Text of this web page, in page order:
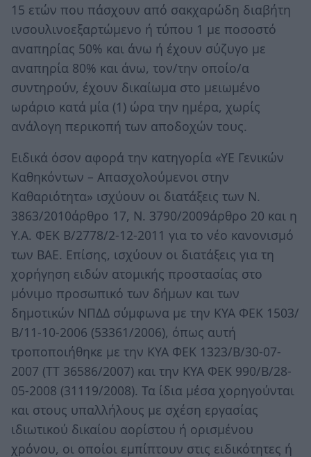
15 ετών που πάσχουν από σακχαρώδη διαβήτη
ινσουλινοεξαρτώμενο ή τύπου 1 με ποσοστό
αναπηρίας 50% και άνω ή έχουν σύζυγο με
αναπηρία 80% και άνω, τον/την οποίο/α
συντηρούν, έχουν δικαίωμα στο μειωμένο
ωράριο κατά μία (1) ώρα την ημέρα, χωρίς
ανάλογη περικοπή των αποδοχών τους.
Ειδικά όσον αφορά την κατηγορία «ΥΕ Γενικών
Καθηκόντων – Απασχολούμενοι στην
Καθαριότητα» ισχύουν οι διατάξεις των Ν.
3863/2010άρθρο 17, Ν. 3790/2009άρθρο 20 και η
Υ.Α. ΦΕΚ Β/2778/2-12-2011 για το νέο κανονισμό
των ΒΑΕ. Επίσης, ισχύουν οι διατάξεις για τη
χορήγηση ειδών ατομικής προστασίας στο
μόνιμο προσωπικό των δήμων και των
δημοτικών ΝΠΔΔ σύμφωνα με την ΚΥΑ ΦΕΚ 1503/
Β/11-10-2006 (53361/2006), όπως αυτή
τροποποιήθηκε με την ΚΥΑ ΦΕΚ 1323/Β/30-07-
2007 (ΤΤ 36586/2007) και την ΚΥΑ ΦΕΚ 990/Β/28-
05-2008 (31119/2008). Τα ίδια μέσα χορηγούνται
και στους υπαλλήλους με σχέση εργασίας
ιδιωτικού δικαίου αορίστου ή ορισμένου
χρόνου, οι οποίοι εμπίπτουν στις ειδικότητες ή